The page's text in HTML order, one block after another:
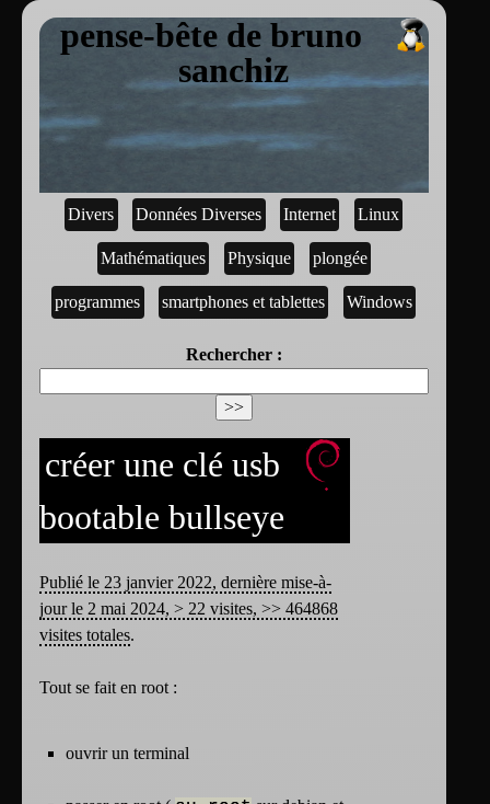
pense-bête de bruno
sanchiz
Divers Données Diverses Internet Linux
Mathématiques Physique plongée
programmes smartphones et tablettes Windows
Rechercher :
créer une clé usb
bootable bullseye
Publié le 23 janvier 2022, dernière mise-à-
jour le 2 mai 2024, > 22 visites, >> 464868
visites totales.
Tout se fait en root :
ouvrir un terminal